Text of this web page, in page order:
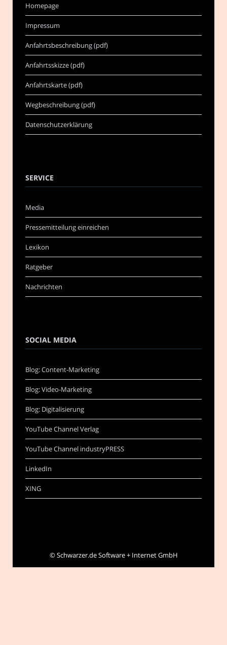
Homepage
Impressum
Anfahrtsbeschreibung (pdf)
Anfahrtsskizze (pdf)
Anfahrtskarte (pdf)
Wegbeschreibung (pdf)
Datenschutzerklärung
SERVICE
Media
Pressemitteilung einreichen
Lexikon
Ratgeber
Nachrichten
SOCIAL MEDIA
Blog: Content-Marketing
Blog: Video-Marketing
Blog: Digitalisierung
YouTube Channel Verlag
YouTube Channel industryPRESS
LinkedIn
XING
©Schwarzer.de Software + Internet GmbH